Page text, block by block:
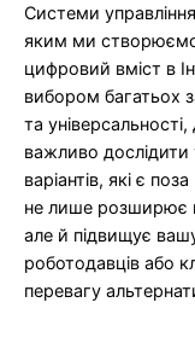
Системи
яким ми
цифровий вміст в
вибором багатьох
та
важливо
варіантів, які є
не лише розширює
але й підвищує
роботодавців або
перевагу